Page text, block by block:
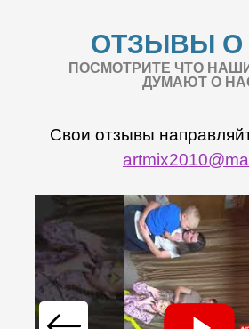
ОТЗЫВЫ О
ПОСМОТРИТЕ ЧТО
ДУМАЮТ О
Свои отзывы